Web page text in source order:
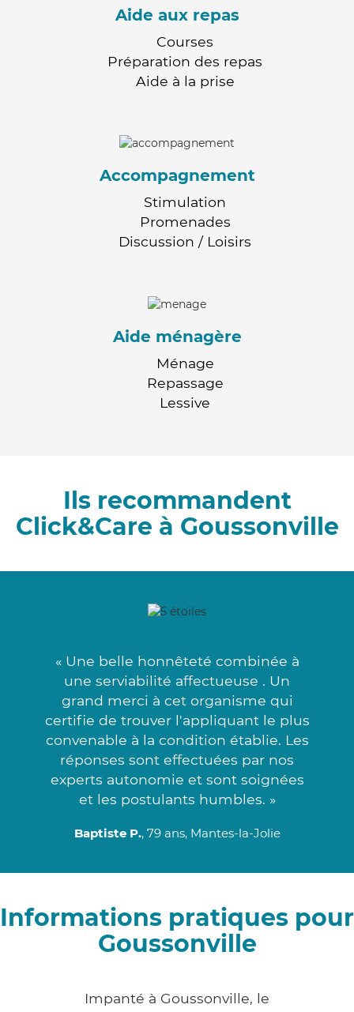
Aide aux repas
Courses
Préparation des repas
Aide à la prise
Accompagnement
Stimulation
Promenades
Discussion / Loisirs
Aide ménagère
Ménage
Repassage
Lessive
Ils recommandent
Click&Care à Goussonville
« Une belle honnêteté combinée à
une serviabilité affectueuse . Un
grand merci à cet organisme qui
certifie de trouver l'appliquant le plus
convenable à la condition établie. Les
réponses sont effectuées par nos
experts autonomie et sont soignées
et les postulants humbles. »
Baptiste P., 79 ans, Mantes-la-Jolie
Informations pratiques pour
Goussonville
Impanté à Goussonville, le